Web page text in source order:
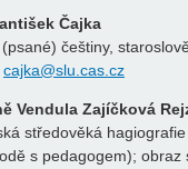
Čajka
češtiny,
cajka@slu.cas.cz
Vendula Zajíčková
středověká
s pedagogem); obraz